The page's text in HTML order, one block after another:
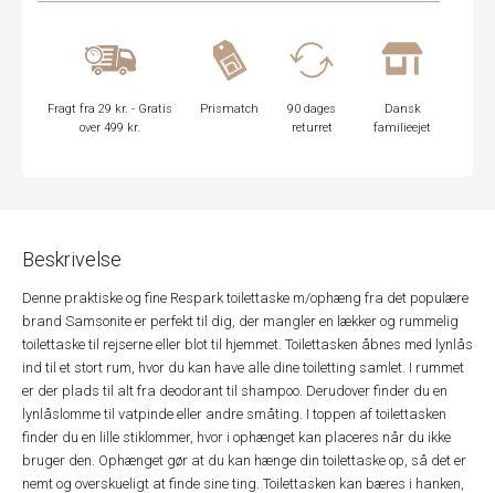
Fragt fra 29 kr. - Gratis
over 499 kr.
Prismatch
90 dages
returret
Dansk
familieejet
Beskrivelse
Denne praktiske og fine Respark toilettaske m/ophæng fra det populære
brand Samsonite er perfekt til dig, der mangler en lækker og rummelig
toilettaske til rejserne eller blot til hjemmet. Toilettasken åbnes med lynlås
ind til et stort rum, hvor du kan have alle dine toiletting samlet. I rummet
er der plads til alt fra deodorant til shampoo. Derudover finder du en
lynlåslomme til vatpinde eller andre småting. I toppen af toilettasken
finder du en lille stiklommer, hvor i ophænget kan placeres når du ikke
bruger den. Ophænget gør at du kan hænge din toilettaske op, så det er
nemt og overskueligt at finde sine ting. Toilettasken kan bæres i hanken,